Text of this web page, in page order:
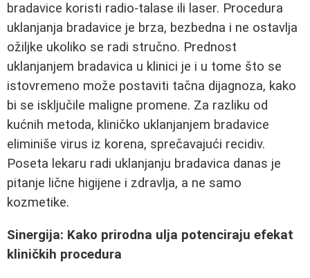
bradavice koristi radio-talase ili laser. Procedura
uklanjanja bradavice je brza, bezbedna i ne ostavlja
ožiljke ukoliko se radi stručno. Prednost
uklanjanjem bradavica u klinici je i u tome što se
istovremeno može postaviti tačna dijagnoza, kako
bi se isključile maligne promene. Za razliku od
kućnih metoda, kliničko uklanjanjem bradavice
eliminiše virus iz korena, sprečavajući recidiv.
Poseta lekaru radi uklanjanju bradavica danas je
pitanje lične higijene i zdravlja, a ne samo
kozmetike.
Sinergija: Kako prirodna ulja potenciraju efekat
kliničkih procedura